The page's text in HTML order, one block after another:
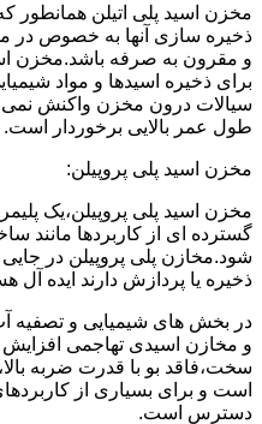
مخزن اسید پلی اتیلن همانطور
ذخیره سازی آنها به خصوص در
و مقرون به صرفه باشد.مخزن
برای ذخیره اسیدها و مواد
سیالات درون مخزن واکنش نمی
طول عمر بالایی برخوردار است.
مخزن اسید پلی پروپیلن:
مخزن اسید پلی پروپیلن،یک
گسترده ای از کاربردها مانند
شود.مخازن پلی پروپیلن در جایی
ذخیره یا پردازش دارند ایده آل
در بخش های شیمیایی و تصفیه
و مخازن اسیدی تهاجمی
سخت،فاقد بو با قدرت ضربه
است و برای بسیاری از
دسترس است.